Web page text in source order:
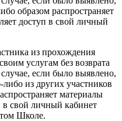
образом распространяет
доступ в свой личный
из прохождения
услугам без возврата
если было выявлено,
из других участников
материалы
в свой личный кабинет
Школе.